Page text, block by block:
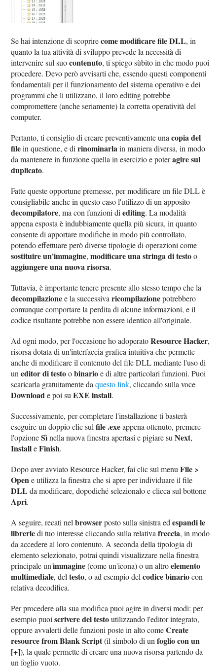
Se hai intenzione di scoprirecome modificare file DLL, in
quanto la tua attività di sviluppo prevede la necessità di
intervenire sul suocontenuto, ti spiego sùbito in che modo puoi
procedere. Devo però avvisarti che, essendo questi componenti
fondamentali per il funzionamento del sistema operativo e dei
programmi che li utilizzano, il loro editing potrebbe
compromettere (anche seriamente) la corretta operatività del
computer.
Pertanto, ti consiglio di creare preventivamente unacopia del
filein questione, e dirinominarlain maniera diversa, in modo
da mantenere in funzione quella in esercizio e poteragire sul
duplicato.
Fatte queste opportune premesse, per modificare un file DLL è
consigliabile anche in questo caso l'utilizzo di un apposito
decompilatore, ma con funzioni diediting. La modalità
appena esposta è indubbiamente quella più sicura, in quanto
consente di apportare modifiche in modo più controllato,
potendo effettuare però diverse tipologie di operazioni come
sostituire un'immagine,modificare una stringa di testoo
aggiungere una nuova risorsa.
Tuttavia, è importante tenere presente allo stesso tempo che la
decompilazionee la successivaricompilazionepotrebbero
comunque comportare la perdita di alcune informazioni, e il
codice risultante potrebbe non essere identico all'originale.
Ad ogni modo, per l'occasione ho adoperatoResource Hacker,
risorsa dotata di un'interfaccia grafica intuitiva che permette
anche di modificare il contenuto del file DLL mediante l'uso di
uneditor di testoobinarioe di altre particolari funzioni. Puoi
scaricarla gratuitamente daquesto link, cliccando sulla voce
Downloade poi suEXE install.
Successivamente, per completare l'installazione ti basterà
eseguire un doppio clic sulfile .exeappena ottenuto, premere
l'opzioneSìnella nuova finestra apertasi e pigiare suNext,
InstalleFinish.
Dopo aver avviato Resource Hacker, fai clic sul menuFile >
Opene utilizza la finestra che si apre per individuare il file
DLL da modificare, dopodiché selezionalo e clicca sul bottone
Apri.
A seguire, recati nelbrowserposto sulla sinistra edespandi le
libreriedi tuo interesse cliccando sulla relativafreccia, in modo
da accedere al loro contenuto. A seconda della tipologia di
elemento selezionato, potrai quindi visualizzare nella finestra
principale un'immagine(come un'icona) o un altroelemento
multimediale, deltesto, o ad esempio delcodice binariocon
relativa decodifica.
Per procedere alla sua modifica puoi agire in diversi modi: per
esempio puoiscrivere del testoutilizzando l'editor integrato,
oppure avvalerti delle funzioni poste in alto comeCreate
resource from Blank Script(il simbolo di unfoglio con un
[+]), la quale permette di creare una nuova risorsa partendo da
un foglio vuoto.